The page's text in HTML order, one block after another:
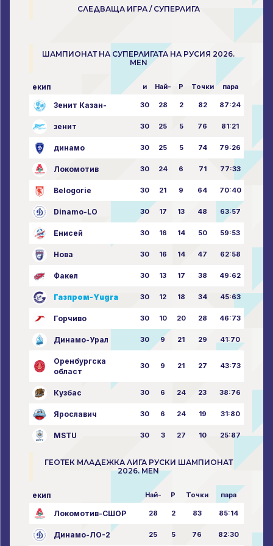
СЛЕДВАЩА ИГРА / СУПЕРЛИГА
ШАМПИОНАТ НА СУПЕРЛИГАТА НА РУСИЯ 2026.
MEN
екип и Най- P Точки пара
Зенит Казан- 30 28 2 82 87:24
зенит 30 25 5 76 81:21
динамо 30 25 5 74 79:26
Локомотив 30 24 6 71 77:33
Belogorie 30 21 9 64 70:40
Dinamo-LO 30 17 13 48 63:57
Енисей 30 16 14 50 59:53
Нова 30 16 14 47 62:58
Факел 30 13 17 38 49:62
Газпром-Yugra 30 12 18 34 45:63
Горчиво 30 10 20 28 46:73
Динамо-Урал 30 9 21 29 41:70
Оренбургска
област
30 9 21 27 43:73
Кузбас 30 6 24 23 38:76
Ярославич 30 6 24 19 31:80
MSTU 30 3 27 10 25:87
ГЕОТЕК МЛАДЕЖКА ЛИГА РУСКИ ШАМПИОНАТ
2026. MEN
екип Най- P Точки пара
Локомотив-СШОР 28 2 83 85:14
Динамо-ЛО-2 25 5 76 82:30